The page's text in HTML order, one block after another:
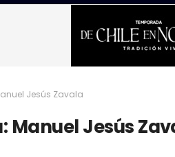
Jesús Zavala
Manuel Jesús